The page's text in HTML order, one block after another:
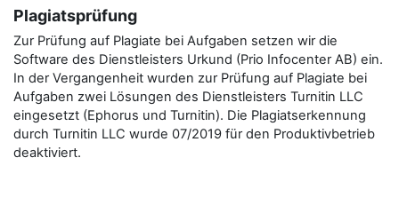
Plagiatsprüfung
Zur Prüfung auf Plagiate bei Aufgaben setzen wir die
Software des Dienstleisters Urkund (Prio Infocenter AB) ein.
In der Vergangenheit wurden zur Prüfung auf Plagiate bei
Aufgaben zwei Lösungen des Dienstleisters Turnitin LLC
eingesetzt (Ephorus und Turnitin). Die Plagiatserkennung
durch Turnitin LLC wurde 07/2019 für den Produktivbetrieb
deaktiviert.